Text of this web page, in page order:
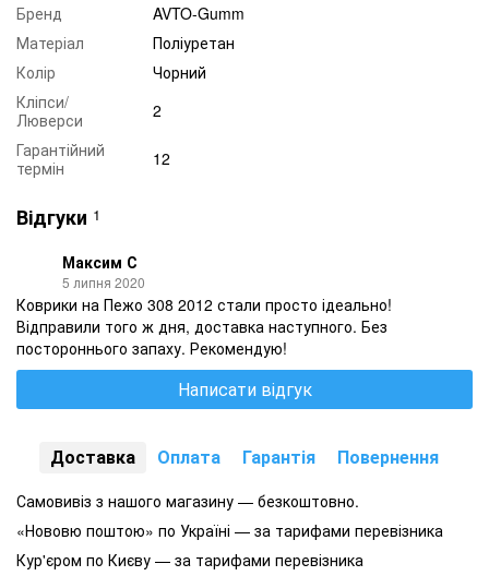
Бренд
AVTO-Gumm
Матеріал
Поліуретан
Колір
Чорний
Кліпси/
Люверси
2
Гарантійний
термін
12
Відгуки 1
Максим С
5 липня 2020
Коврики на Пежо 308 2012 стали просто ідеально!
Відправили того ж дня, доставка наступного. Без
постороннього запаху. Рекомендую!
Написати відгук
Доставка Оплата Гарантія Повернення
Самовивіз з нашого магазину — безкоштовно.
«Нововю поштою» по Україні — за тарифами перевізника
Кур'єром по Києву — за тарифами перевізника